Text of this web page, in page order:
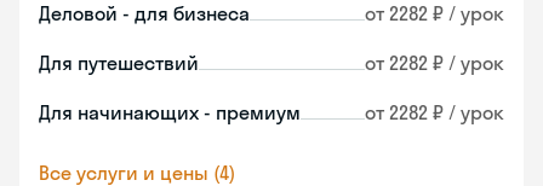
Деловой - для бизнеса от 2282 ₽ / урок
Для путешествий от 2282 ₽ / урок
Для начинающих - премиум от 2282 ₽ / урок
Все услуги и цены (4)